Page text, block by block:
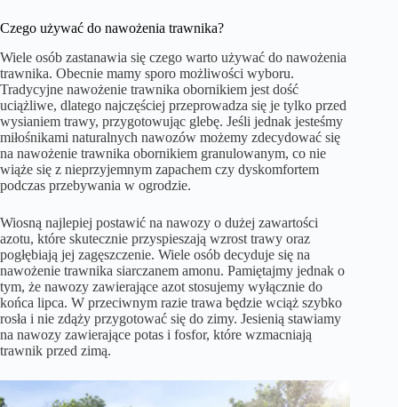
Czego używać do nawożenia trawnika?
Wiele osób zastanawia się czego warto używać do nawożenia
trawnika. Obecnie mamy sporo możliwości wyboru.
Tradycyjne nawożenie trawnika obornikiem jest dość
uciążliwe, dlatego najczęściej przeprowadza się je tylko przed
wysianiem trawy, przygotowując glebę. Jeśli jednak jesteśmy
miłośnikami naturalnych nawozów możemy zdecydować się
na nawożenie trawnika obornikiem granulowanym, co nie
wiąże się z nieprzyjemnym zapachem czy dyskomfortem
podczas przebywania w ogrodzie.
Wiosną najlepiej postawić na nawozy o dużej zawartości
azotu, które skutecznie przyspieszają wzrost trawy oraz
pogłębiają jej zagęszczenie. Wiele osób decyduje się na
nawożenie trawnika siarczanem amonu. Pamiętajmy jednak o
tym, że nawozy zawierające azot stosujemy wyłącznie do
końca lipca. W przeciwnym razie trawa będzie wciąż szybko
rosła i nie zdąży przygotować się do zimy. Jesienią stawiamy
na nawozy zawierające potas i fosfor, które wzmacniają
trawnik przed zimą.